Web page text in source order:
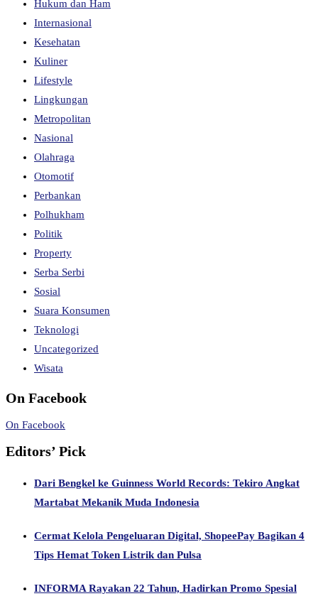
Hukum dan Ham
Internasional
Kesehatan
Kuliner
Lifestyle
Lingkungan
Metropolitan
Nasional
Olahraga
Otomotif
Perbankan
Polhukham
Politik
Property
Serba Serbi
Sosial
Suara Konsumen
Teknologi
Uncategorized
Wisata
On Facebook
On Facebook
Editors’ Pick
Dari Bengkel ke Guinness World Records: Tekiro Angkat
Martabat Mekanik Muda Indonesia
Cermat Kelola Pengeluaran Digital, ShopeePay Bagikan 4
Tips Hemat Token Listrik dan Pulsa
INFORMA Rayakan 22 Tahun, Hadirkan Promo Spesial